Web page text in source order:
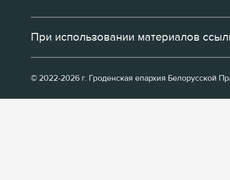
При использовании материалов
© 2022-2026 г. Гроденская епархия Белорусской